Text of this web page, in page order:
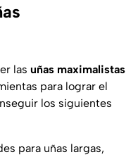
las uñas maximalistas
para lograr el
los siguientes
para uñas largas,